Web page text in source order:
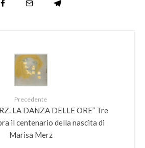
Precedente
LA DANZA DELLE ORE” Tre
il centenario della nascita di
Marisa Merz